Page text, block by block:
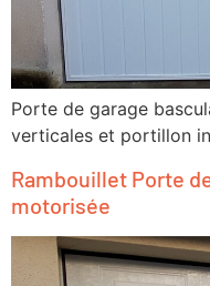
Porte de garage
verticales et portillon
Rambouillet Porte
motorisée